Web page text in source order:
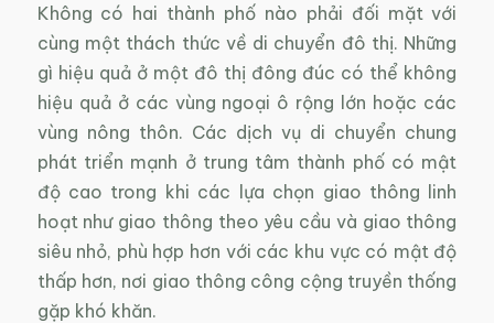
Không có hai thành phố nào phải đối mặt với
cùng một thách thức về di chuyển đô thị. Những
gì hiệu quả ở một đô thị đông đúc có thể không
hiệu quả ở các vùng ngoại ô rộng lớn hoặc các
vùng nông thôn. Các dịch vụ di chuyển chung
phát triển mạnh ở trung tâm thành phố có mật
độ cao trong khi các lựa chọn giao thông linh
hoạt như giao thông theo yêu cầu và giao thông
siêu nhỏ, phù hợp hơn với các khu vực có mật độ
thấp hơn, nơi giao thông công cộng truyền thống
gặp khó khăn.